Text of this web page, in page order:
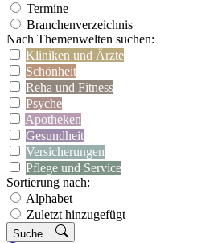
Termine
Branchenverzeichnis
Nach Themenwelten suchen:
Kliniken und Ärzte
Schönheit
Reha und Fitness
Psyche
Apotheken
Gesundheit
Versicherungen
Pflege und Service
Sortierung nach:
Alphabet
Zuletzt hinzugefügt
Suche...